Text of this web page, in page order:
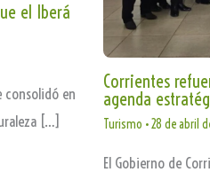
el Iberá
consolidó en
[…]
Corrientes
agenda
Turismo •28 de abril
El Gobierno de